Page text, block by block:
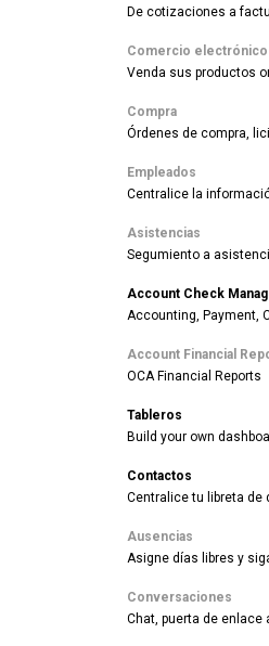
De cotizaciones a
Comercio electrónico
Venda sus productos
Compra
Órdenes de compra,
Empleados
Centralice la
Asistencias
Segumiento a
Account Check
Accounting, Payment,
Account Financial
OCA Financial Reports
Tableros
Build your own
Contactos
Centralice tu libreta de
Ausencias
Asigne días libres y
Conversaciones
Chat, puerta de enlace